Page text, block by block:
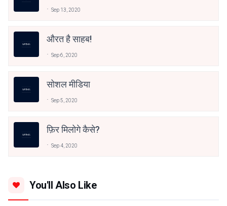
Sep 13, 2020
औरत है साहब!
Sep 6, 2020
सोशल मीडिया
Sep 5, 2020
फ़िर मिलोगे कैसे?
Sep 4, 2020
You'll Also Like